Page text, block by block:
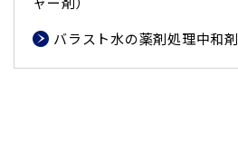
バラスト水の薬剤処理中和剤